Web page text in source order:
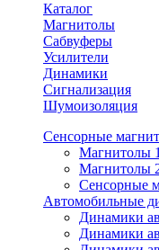
Каталог
Магнитолы
Сабвуферы
Усилители
Динамики
Сигнализация
Шумоизоляция
Сенсорные
Магнитолы
Магнитолы
Сенсорные
Автомобильные
Динамики
Динамики